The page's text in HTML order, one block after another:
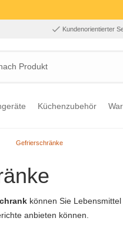
Kundenorientierter
Produkt, A
Küchenzubehör
Gefrierschränke
können Sie
anbieten können.